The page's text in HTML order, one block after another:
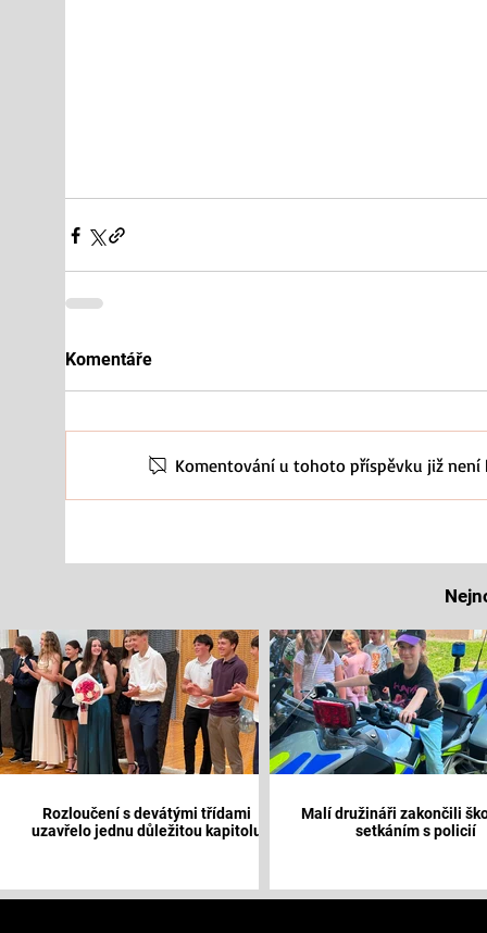
Komentáře
Komentování u tohoto příspěvku již
Rozloučení s devátými třídami
uzavřelo jednu důležitou kapitolu
Malí družináři zakončili
setkáním s policií